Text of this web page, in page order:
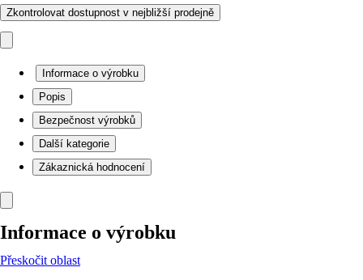
Zkontrolovat dostupnost v nejbližší prodejně
Informace o výrobku
Popis
Bezpečnost výrobků
Další kategorie
Zákaznická hodnocení
Informace o výrobku
Přeskočit oblast